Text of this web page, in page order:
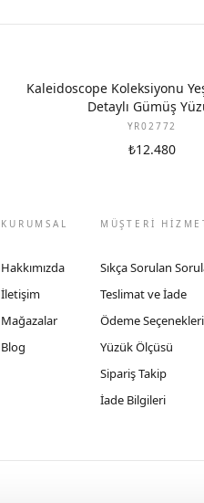
Kaleidoscope Koleksiyonu
Detaylı Gümüş
YR02772
₺12.480
KURUMSAL
Hakkımızda
İletişim
Mağazalar
Blog
MÜŞTERİ
Sıkça Sorulan
Teslimat ve İade
Ödeme Seçenekleri
Yüzük Ölçüsü
Sipariş Takip
İade Bilgileri